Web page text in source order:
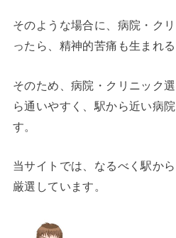
そのような場合に、病院・ク
ったら、精神的苦痛も生まれる
そのため、病院・クリニック
ら通いやすく、駅から近い病
す。
当サイトでは、なるべく駅か
厳選しています。